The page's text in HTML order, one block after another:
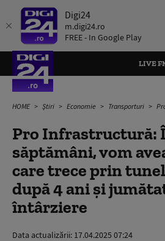
Digi24
m.digi24.ro
FREE - In Google Play
LIVE
HOME Știri Economie Transporturi Pro
Pro Infrastructură:
săptămâni, vom
care trece prin
după 4 ani şi
întârziere
Data actualizării: 17.04.2025 07:24